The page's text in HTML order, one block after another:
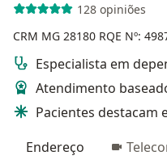
128 opiniões
CRM MG 28180 RQE Nº:
Especialista em
Atendimento
Pacientes destacam
Endereço